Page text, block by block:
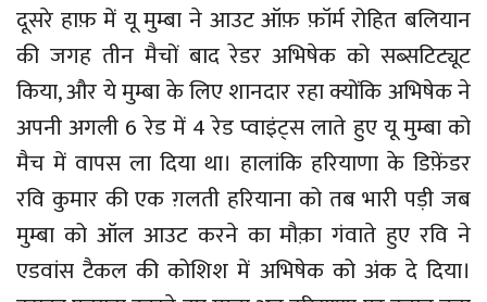
दूसरे हाफ़ में यू मुम्बा ने आउट ऑफ़ फ़ॉर्म रोहित बलियान
की जगह तीन मैचों बाद रेडर अभिषेक को सब्सटिट्यूट
किया, और ये मुम्बा के लिए शानदार रहा क्योंकि अभिषेक ने
अपनी अगली 6 रेड में 4 रेड प्वाइंट्स लाते हुए यू मुम्बा को
मैच में वापस ला दिया था। हालांकि हरियाणा के डिफ़ेंडर
रवि कुमार की एक ग़लती हरियाना को तब भारी पड़ी जब
मुम्बा को ऑल आउट करने का मौक़ा गंवाते हुए रवि ने
एडवांस टैकल की कोशिश में अभिषेक को अंक दे दिया।